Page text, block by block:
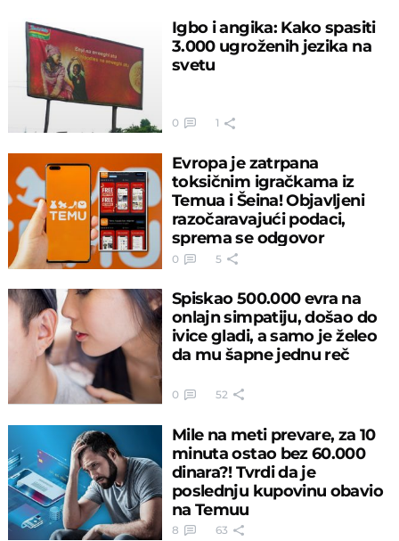
Igbo i angika: Kako spasiti
3.000 ugroženih jezika na
svetu
0 1
Evropa je zatrpana
toksičnim igračkama iz
Temua i Šeina! Objavljeni
razočaravajući podaci,
sprema se odgovor
0 5
Spiskao 500.000 evra na
onlajn simpatiju, došao do
ivice gladi, a samo je želeo
da mu šapne jednu reč
0 52
Mile na meti prevare, za 10
minuta ostao bez 60.000
dinara?! Tvrdi da je
poslednju kupovinu obavio
na Temuu
8 63